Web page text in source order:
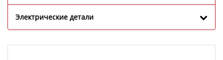
Электрические детали